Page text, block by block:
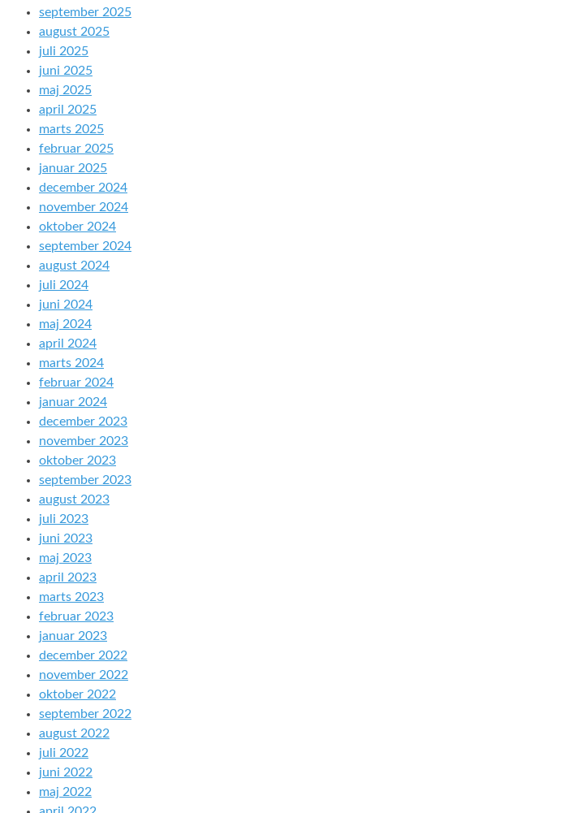
september 2025
august 2025
juli 2025
juni 2025
maj 2025
april 2025
marts 2025
februar 2025
januar 2025
december 2024
november 2024
oktober 2024
september 2024
august 2024
juli 2024
juni 2024
maj 2024
april 2024
marts 2024
februar 2024
januar 2024
december 2023
november 2023
oktober 2023
september 2023
august 2023
juli 2023
juni 2023
maj 2023
april 2023
marts 2023
februar 2023
januar 2023
december 2022
november 2022
oktober 2022
september 2022
august 2022
juli 2022
juni 2022
maj 2022